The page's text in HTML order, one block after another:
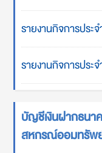
รายงานกิจการประ
รายงานกิจการประ
บัญชีเงินฝากธนา
สหกรณ์ออมทรัพ